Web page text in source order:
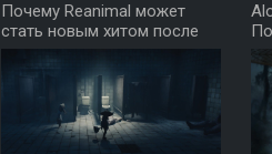
Почему Reanimal может
стать новым хитом после
Little Nightmares